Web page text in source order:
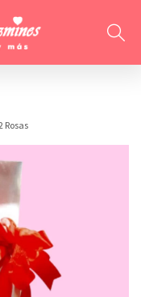
Rosas